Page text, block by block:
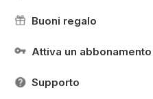
Buoni regalo
Attiva un abbonamento
Supporto